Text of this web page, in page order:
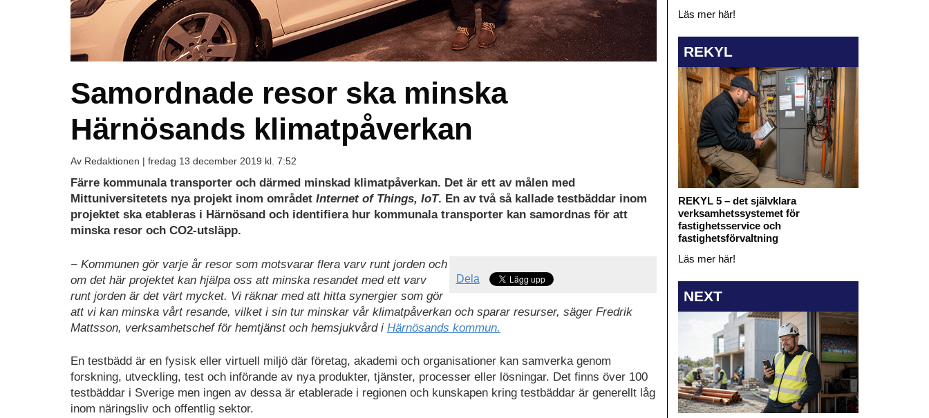
Samordnade resor ska minska
Härnösands klimatpåverkan
Av Redaktionen | fredag 13 december 2019 kl. 7:52
Färre kommunala transporter och därmed minskad klimatpåverkan. Det är ett av målen med
Mittuniversitetets nya projekt inom området Internet of Things, IoT. En av två så kallade testbäddar inom
projektet ska etableras i Härnösand och identifiera hur kommunala transporter kan samordnas för att
minska resor och CO2-utsläpp.
Dela
− Kommunen gör varje år resor som motsvarar flera varv runt jorden och
om det här projektet kan hjälpa oss att minska resandet med ett varv
runt jorden är det värt mycket. Vi räknar med att hitta synergier som gör
att vi kan minska vårt resande, vilket i sin tur minskar vår klimatpåverkan och sparar resurser, säger Fredrik
Mattsson, verksamhetschef för hemtjänst och hemsjukvård i Härnösands kommun.
En testbädd är en fysisk eller virtuell miljö där företag, akademi och organisationer kan samverka genom
forskning, utveckling, test och införande av nya produkter, tjänster, processer eller lösningar. Det finns över 100
testbäddar i Sverige men ingen av dessa är etablerade i regionen och kunskapen kring testbäddar är generellt låg
inom näringsliv och offentlig sektor.
Läs mer här!
REKYL
REKYL 5 – det självklara
verksamhetssystemet för
fastighetsservice och
fastighetsförvaltning
Läs mer här!
NEXT